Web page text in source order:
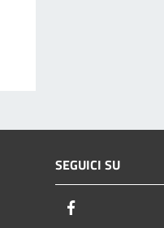
SEGUICI SU